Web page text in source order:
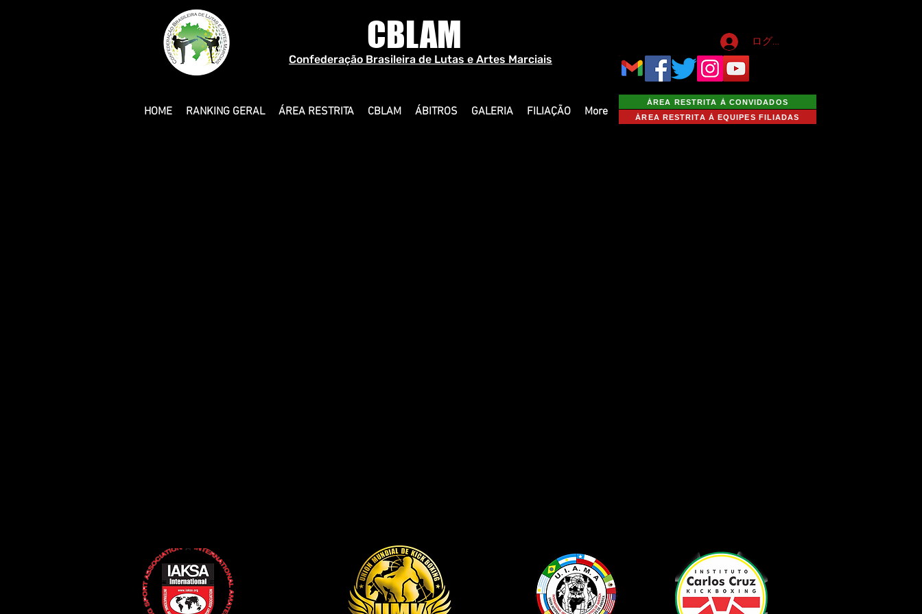
CBLAM
Confederação Brasileira de Lutas e Artes Marciais
ログイン
HOME RANKING GERAL ÁREA RESTRITA CBLAM ÁBITROS GALERIA FILIAÇÃO More
ÁREA RESTRITA À CONVIDADOS
ÁREA RESTRITA À EQUIPES FILIADAS